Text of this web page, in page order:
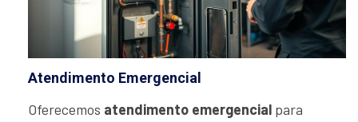
Atendimento Emergencial
Oferecemos atendimento emergencial para